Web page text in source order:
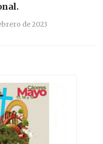
de 2023